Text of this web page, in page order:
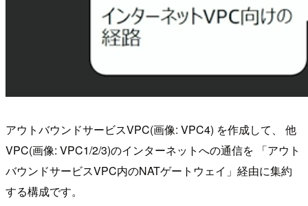
アウトバウンドサービスVPC(画像: VPC4) を作成して、 他
VPC(画像: VPC1/2/3)のインターネットへの通信を 「アウト
バウンドサービスVPC内のNATゲートウェイ」経由に集約
する構成です。